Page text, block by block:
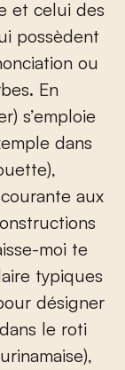
et celui des
possèdent
ou
En
s’emploie
dans
aux
moi te
typiques
désigner
le roti